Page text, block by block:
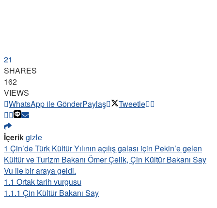
21
SHARES
162
VIEWS
WhatsApp ile GönderPaylaş Tweetle
İçerikgizle
1 Çin’de Türk Kültür Yılının açılış galası için Pekin’e gelen
Kültür ve Turizm Bakanı Ömer Çelik, Çin Kültür Bakanı Say
Vu ile bir araya geldi.
1.1 Ortak tarih vurgusu
1.1.1 Çin Kültür Bakanı Say